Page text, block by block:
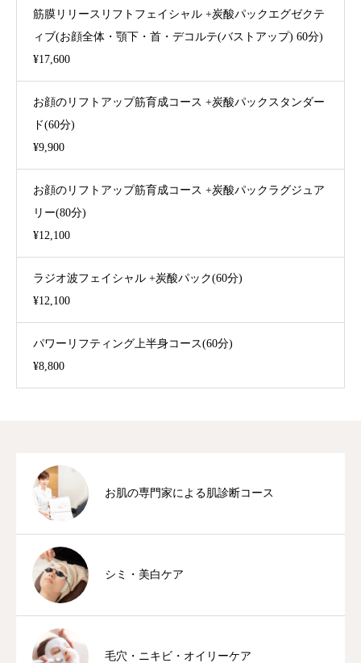
筋膜リリースリフトフェイシャル +炭酸パックエグゼクテ
ィブ(お顔全体・顎下・首・デコルテ(バストアップ) 60分)
¥17,600
お顔のリフトアップ筋育成コース +炭酸パックスタンダー
ド(60分)
¥9,900
お顔のリフトアップ筋育成コース +炭酸パックラグジュア
リー(80分)
¥12,100
ラジオ波フェイシャル +炭酸パック(60分)
¥12,100
パワーリフティング上半身コース(60分)
¥8,800
お肌の専⾨家による肌診断コース
シミ・美白ケア
毛穴・ニキビ・オイリーケア